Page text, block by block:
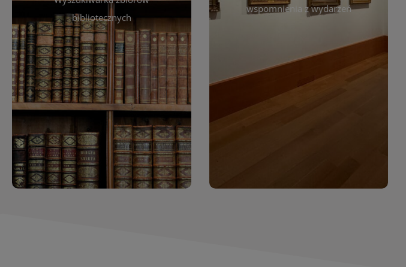
bibliotecznych
Katalog Zbiorów
Katalog online umożliwia
przeglądanie pełnej oferty
bibliotecznej – książek, czasopism,
filmów i innych materiałów. Dzięki
wyszukiwarce szybko znajdziesz
interesujące Cię pozycje według
autora, tytułu lub tematu. Możesz wspomnienia z wydarzeń
czytelników. Regularnie dodajemy
powrócić do wyjątkowych
momentów. Zapraszamy do
obejrzenia, wspominania i
inspirowania się!